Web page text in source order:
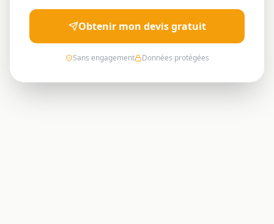
Obtenir mon devis gratuit
Sans engagement Données protégées